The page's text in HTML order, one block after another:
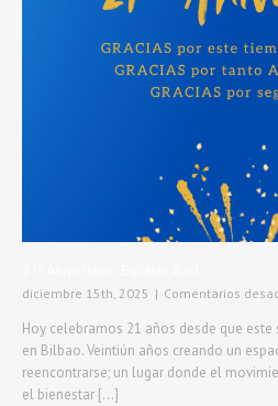
diciembre 15th, 2025 | Comentarios
Hoy celebramos 21 años desde que
en Bilbao. Veintiún años creando un
reencontrarse; un lugar donde el
el bienestar [...]